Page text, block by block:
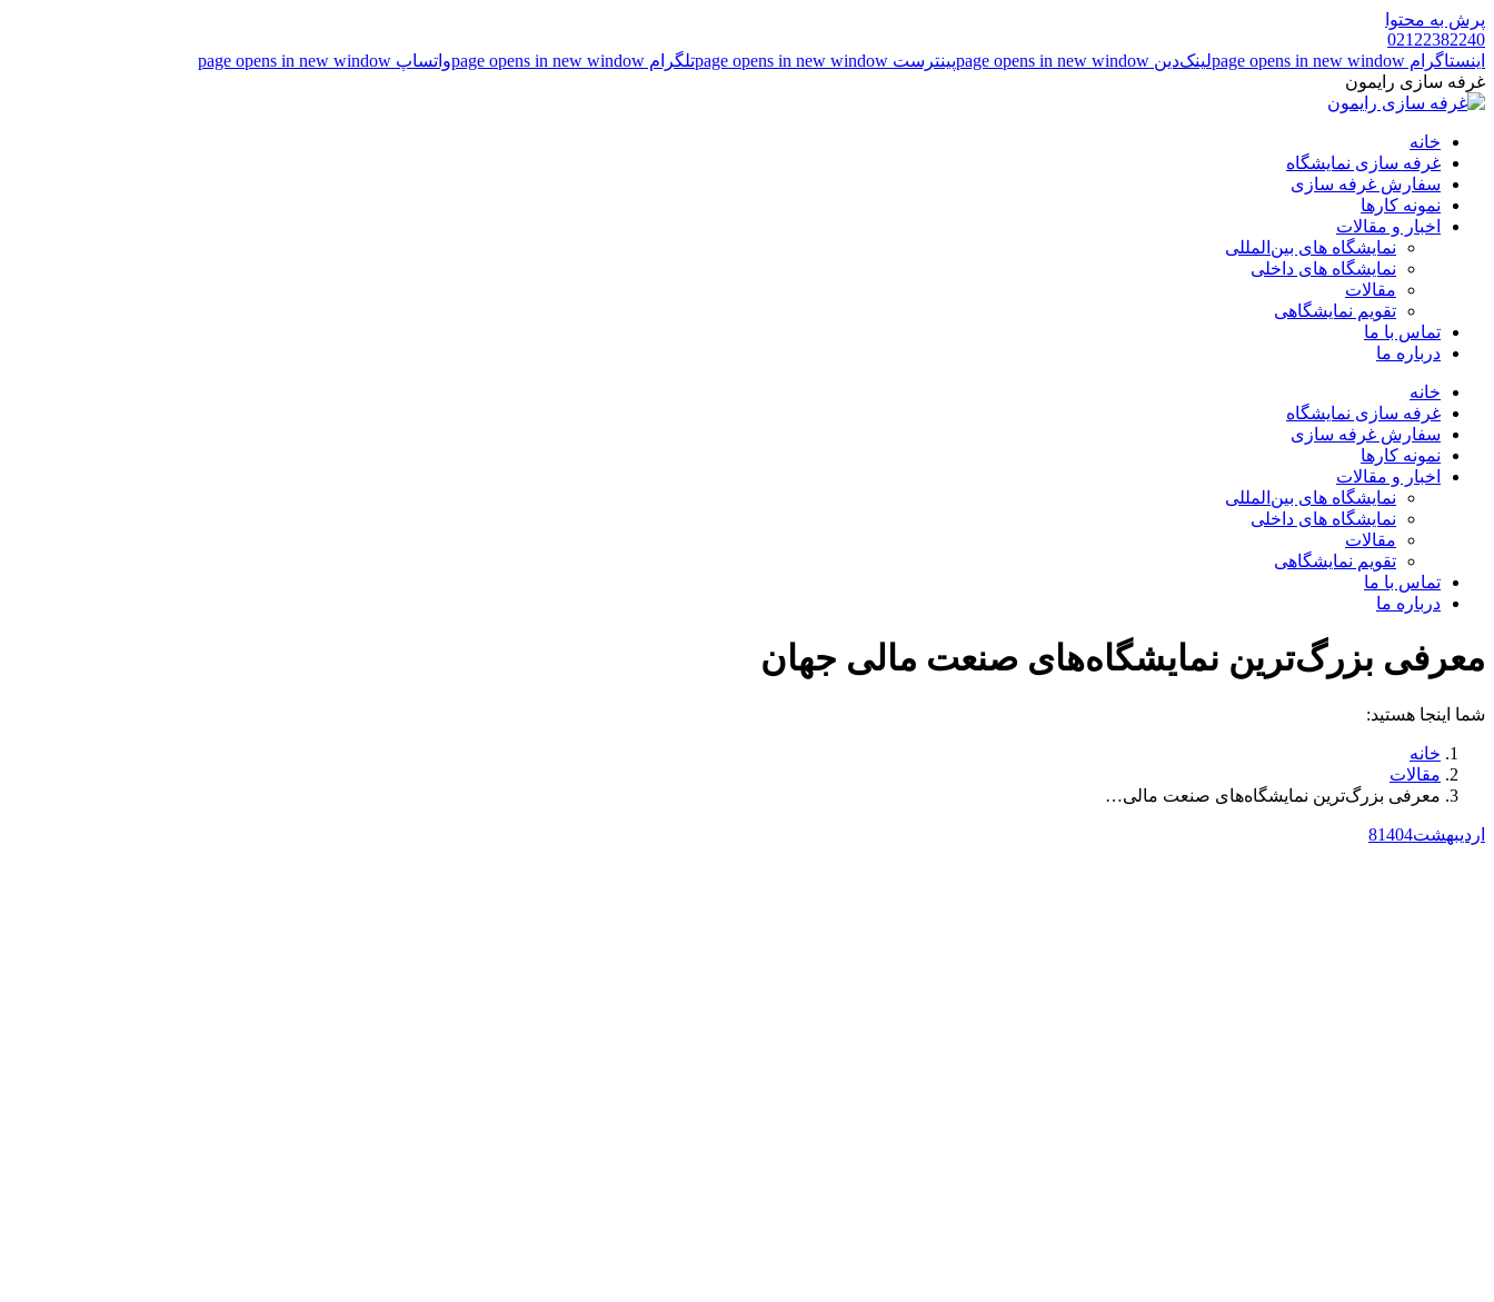
پرش به محتوا
02122382240
اینستاگرام page opens in new window
لینک‌دین page opens in new window پینترست page opens in new window تلگرام page opens in new window
واتساپ page opens in new window
غرفه سازی رایمون
خانه
غرفه سازی نمایشگاه
سفارش غرفه سازی
نمونه کارها
اخبار و مقالات
نمایشگاه های بین‌المللی
نمایشگاه های داخلی
مقالات
تقویم نمایشگاهی
تماس با ما
درباره ما
خانه
غرفه سازی نمایشگاه
سفارش غرفه سازی
نمونه کارها
اخبار و مقالات
نمایشگاه های بین‌المللی
نمایشگاه های داخلی
مقالات
تقویم نمایشگاهی
تماس با ما
درباره ما
معرفی بزرگ‌ترین نمایشگاه‌های صنعت مالی جهان
شما اینجا هستید:
خانه
مقالات
معرفی بزرگ‌ترین نمایشگاه‌های صنعت مالی…
اردیبهشت 81404